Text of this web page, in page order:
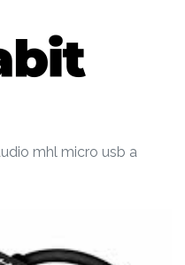
mhl micro usb a